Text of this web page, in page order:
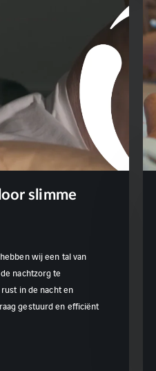
slimme
wij een tal van
nachtzorg te
in de nacht en
gestuurd en efficiënt